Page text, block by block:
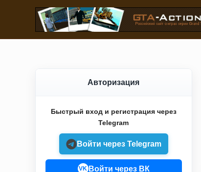
Авторизация
Быстрый вход и регистрация через
Telegram
Войти через Telegram
VK Войти через ВК